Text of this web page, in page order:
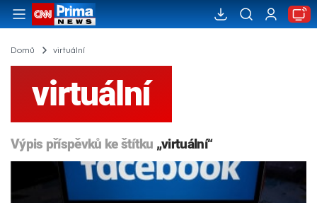
Domů virtuální
virtuální
Výpis příspěvků ke štítku „virtuální“